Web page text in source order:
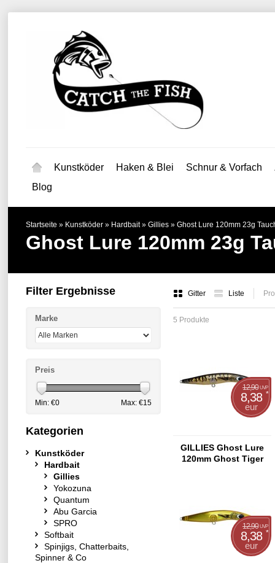
Kunstköder Haken & Blei Schnur & Vorfach
Blog
Startseite » Kunstköder » Hardbait» Gillies » Ghost Lure 120mm 23g
Ghost Lure 120mm 23g
Gitter Liste
5 Produkte
12,90 UVP
8,38 *
eur
GILLIES Ghost Lure
120mm Ghost Tiger
12,90 UVP
8,38 *
eur
Filter Ergebnisse
Marke
Preis
Min: €0 Max: €15
Kategorien
Kunstköder
Hardbait
Gillies
Yokozuna
Quantum
Abu Garcia
SPRO
Softbait
Spinjigs, Chatterbaits,
Spinner & Co